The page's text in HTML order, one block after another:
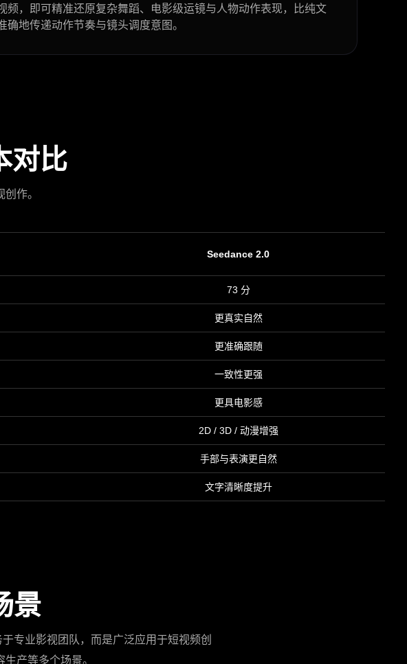
频，即可精准还原复杂舞蹈、电影级运镜与人物动作表现，比纯文
确地传递动作节奏与镜头调度意图。
对比
作。
Seedance 2.0
73 分
更真实自然
更准确跟随
一致性更强
更具电影感
2D / 3D / 动漫增强
手部与表演更自然
文字清晰度提升
景
专业影视团队，而是广泛应用于短视频创
产等多个场景。